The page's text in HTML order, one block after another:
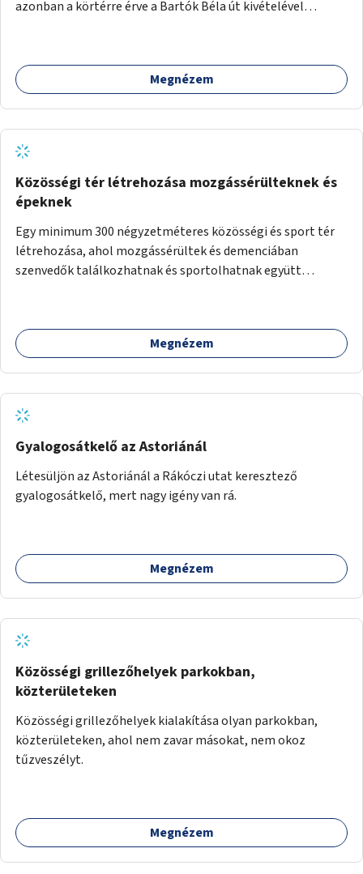
azonban a körtérre érve a Bartók Béla út kivételével
Megnézem
Közösségi tér létrehozása mozgássérülteknek és
épeknek
Egy minimum 300 négyzetméteres közösségi és sport tér
létrehozása, ahol mozgássérültek és demenciában
szenvedők találkozhatnak és sportolhatnak együtt
tud játszani, fontos, hogy a téren legyenek formájukban,
hangulatukban elkülönülő pontok, mezítlábas ösvények, az
Megnézem
Gyalogosátkelő az Astoriánál
Létesüljön az Astoriánál a Rákóczi utat keresztező
gyalogosátkelő, mert nagy igény van rá.
Megnézem
Közösségi grillezőhelyek parkokban,
közterületeken
Közösségi grillezőhelyek kialakítása olyan parkokban,
közterületeken, ahol nem zavar másokat, nem okoz
tűzveszélyt.
Megnézem